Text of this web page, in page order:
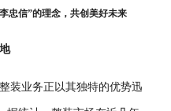
忠信”的理念，共创美好未来
装业务正以其独特的优势迅